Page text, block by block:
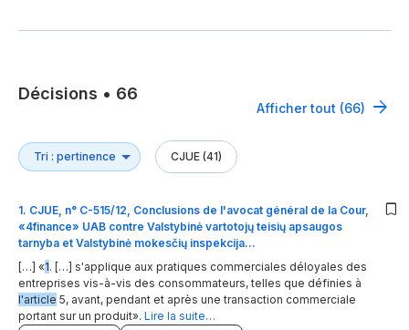
Décisions • 66
Afficher tout (66)
CJUE (41)
1. CJUE, n° C-515/12, Conclusions de l'avocat général de la Cour,
«4finance» UAB contre Valstybinė vartotojų teisių apsaugos
tarnyba et Valstybinė mokesčių inspekcija…
[…] «1. […] s'applique aux pratiques commerciales déloyales des
entreprises vis-à-vis des consommateurs, telles que définies à
l'article 5, avant, pendant et après une transaction commerciale
portant sur un produit». Lire la suite…